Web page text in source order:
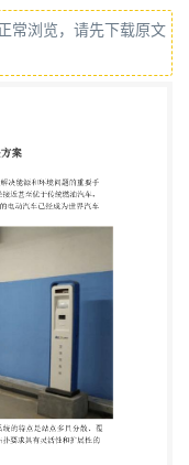
范围内推广应用，
为世界汽车 工业
着城市充换电设施
活性和扩展性的
采用无线 3G/4G
营。系统主要有
服务平台包含了会
服务器、短信 平
信的无线 3G/4G
有 充电桩终端控
系统。 电动汽车
卡进行用户鉴
常浏览，请先下载原文